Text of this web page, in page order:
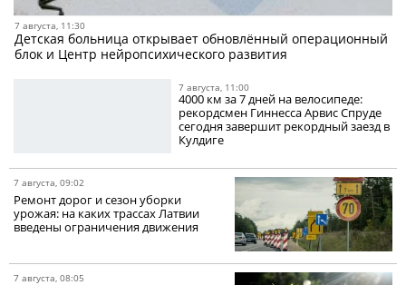
7 августа, 11:30
Детская больница открывает обновлённый операционный
блок и Центр нейропсихического развития
7 августа, 11:00
4000 км за 7 дней на велосипеде:
рекордсмен Гиннесса Арвис Спруде
сегодня завершит рекордный заезд в
Кулдиге
7 августа, 09:02
Ремонт дорог и сезон уборки
урожая: на каких трассах Латвии
введены ограничения движения
7 августа, 08:05